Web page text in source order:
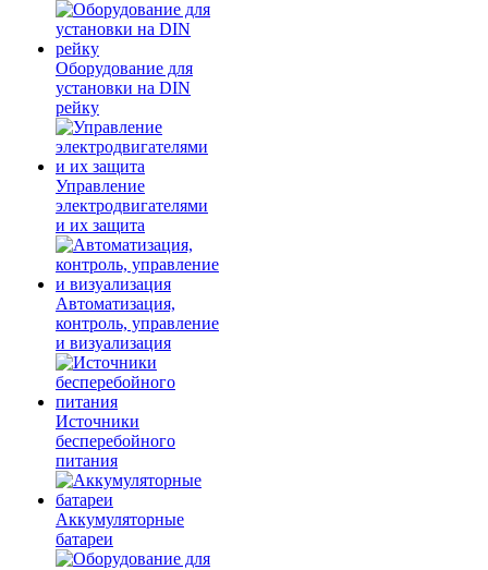
Оборудование для
установки на DIN
рейку
Управление
электродвигателями
и их защита
Автоматизация,
контроль, управление
и визуализация
Источники
бесперебойного
питания
Аккумуляторные
батареи